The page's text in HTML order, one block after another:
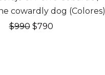
cowardly dog (Colores)
$990 El
$790El